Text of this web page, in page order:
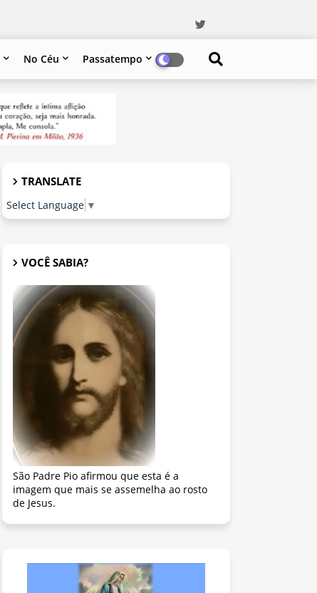
No Céu Passatempo
TRANSLATE
Select Language ▼
VOCÊ SABIA?
São Padre Pio afirmou que esta é a
imagem que mais se assemelha ao rosto
de Jesus.